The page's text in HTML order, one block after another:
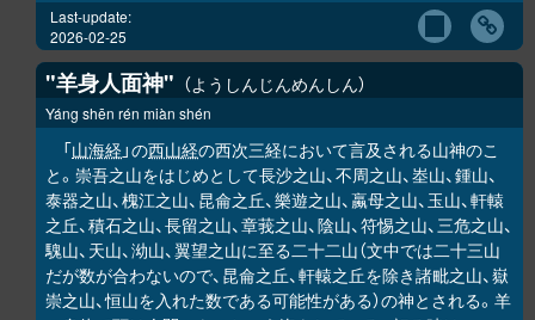
Last-update:
2026-02-25
"羊身人面神" ようしんじんめんしん
Yáng shēn rén miàn shén
「山海経 」の西山経の西次三経において言及される山神のこ
と。崇吾之山をはじめとして長沙之山、不周之山、峚山、鍾山、
泰器之山、槐江之山、昆侖之丘、樂遊之山、蠃母之山、玉山、軒轅
之丘、積石之山、長留之山、章莪之山、陰山、符惕之山、三危之山、
騩山、天山、泑山、翼望之山に至る二十二山（文中では二十三山
だが数が合わないので、昆侖之丘、軒轅之丘を除き諸毗之山、嶽
崇之山、恒山を入れた数である可能性がある）の神とされる。羊